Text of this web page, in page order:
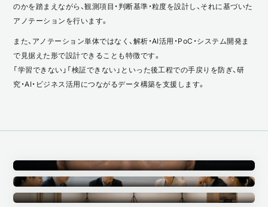
のかを踏まえながら、観測項目・判断基準・粒度を設計し、それに基づいた
アノテーションを行います。
また、アノテーション単体ではなく、解析・AI活用・PoC・システム開発ま
で見据えた形で設計できることも特徴です。
「学習できない」「検証できない」といった後工程での手戻りを防ぎ、研
究・AI・ビジネス活用につながるデータ構築を支援します。
アノテーション事業